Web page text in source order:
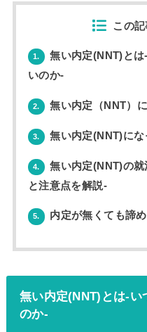
この
1.
無い内定(NNT)と
いのか-
2. 無い内定（NNT）
3. 無い内定(NNT)に
4.
無い内定(NNT)の就
と注意点を解説-
5. 内定が無くても諦
無い内定(NNT)とは-い
のか-